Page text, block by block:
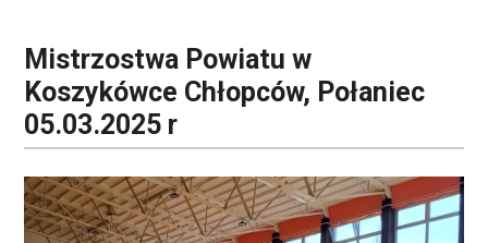
Mistrzostwa Powiatu w
Koszykówce Chłopców, Połaniec
05.03.2025 r